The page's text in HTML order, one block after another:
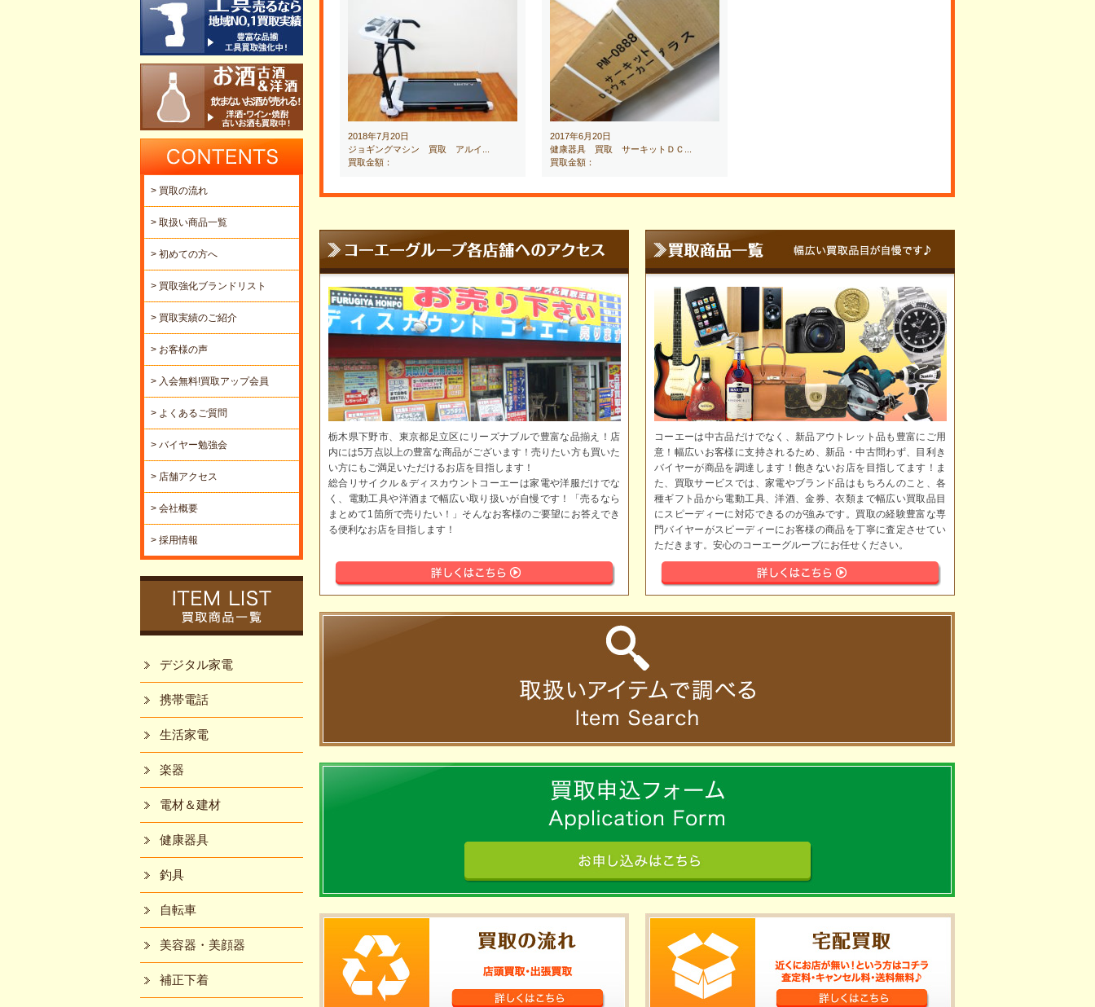
2018年7月20日
ジョギングマシン 買取 アルイ...
買取金額：
2017年6月20日
健康器具 買取 サーキットＤＣ...
買取金額：
栃木県下野市、東京都足立区にリーズナブルで豊富な品揃え！店
内には5万点以上の豊富な商品がございます！売りたい方も買いた
い方にもご満足いただけるお店を目指します！
総合リサイクル＆ディスカウントコーエーは家電や洋服だけでな
く、電動工具や洋酒まで幅広い取り扱いが自慢です！「売るなら
まとめて1箇所で売りたい！」そんなお客様のご要望にお答えでき
る便利なお店を目指します！
コーエーは中古品だけでなく、新品アウトレット品も豊富にご用
意！幅広いお客様に支持されるため、新品・中古問わず、目利き
バイヤーが商品を調達します！飽きないお店を目指してます！ま
た、買取サービスでは、家電やブランド品はもちろんのこと、各
種ギフト品から電動工具、洋酒、金券、衣類まで幅広い買取品目
にスピーディーに対応できるのが強みです。買取の経験豊富な専
門バイヤーがスピーディーにお客様の商品を丁寧に査定させてい
ただきます。安心のコーエーグループにお任せください。
> 買取の流れ
> 取扱い商品一覧
> 初めての方へ
> 買取強化ブランドリスト
> 買取実績のご紹介
> お客様の声
> 入会無料!買取アップ会員
> よくあるご質問
> バイヤー勉強会
> 店舗アクセス
> 会社概要
> 採用情報
デジタル家電
携帯電話
生活家電
楽器
電材＆建材
健康器具
釣具
自転車
美容器・美顔器
補正下着